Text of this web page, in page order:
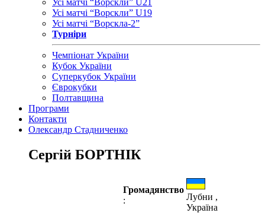
Усі матчі “Ворскли” U21
Усі матчі “Ворскли” U19
Усі матчі “Ворскла-2”
Турніри
Чемпіонат України
Кубок України
Суперкубок України
Єврокубки
Полтавщина
Програми
Контакти
Олександр Стадниченко
Сергій БОРТНІК
Громадянство
:
Лубни ,
Україна